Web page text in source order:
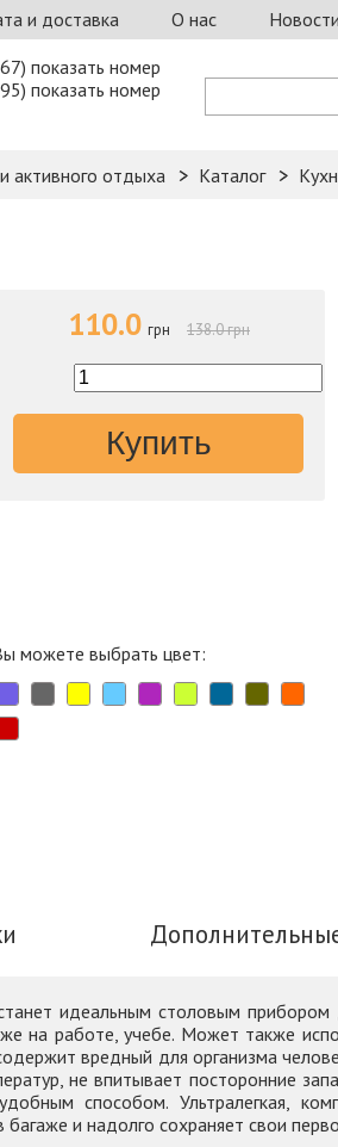
и доставка О нас Новости
показать номер
показать номер
активного отдыха Каталог
110.0 грн 138.0 грн
Купить
можете выбрать цвет:
идеальным столовым
на работе, учебе. Может также
вредный для организма
не впитывает посторонние
способом. Ультралегкая,
и надолго сохраняет свои